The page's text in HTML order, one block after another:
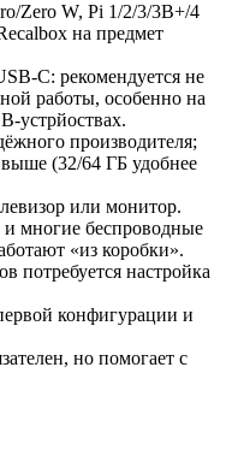
Zero W, Pi 1/2/3/3B+/4
на предмет
рекомендуется не
работы, особенно на
производителя;
(32/64 ГБ удобнее
или монитор.
многие беспроводные
«из коробки».
потребуется настройка
конфигурации и
но помогает с